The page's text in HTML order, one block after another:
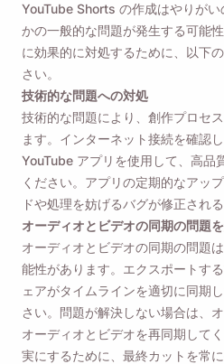
YouTube Shorts の作成はやりが
かの一般的な問題が発生する可能
に効果的に対処するために、以下
さい。
技術的な問題への対処
技術的な問題により、創作プロセ
ます。インターネット接続を確認
YouTube アプリを使用して、高品
ください。アプリの定期的なアッ
ドや処理を妨げるバグが修正され
オーディオとビデオの同期の問題
オーディオとビデオの同期の問題
能性があります。エクスポートす
ェアがタイムラインを適切に同期
さい。問題が解決しない場合は、
オーディオとビデオを再同期して
実にするために、最終カットを常